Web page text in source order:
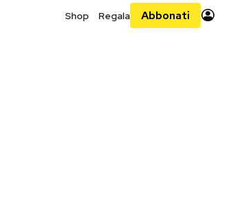
Shop Regala Abbonati